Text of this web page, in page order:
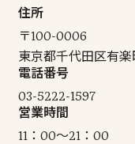
住所
〒100-0006
東京都千代田区有
電話番号
03-5222-1597
営業時間
11：00～21：00